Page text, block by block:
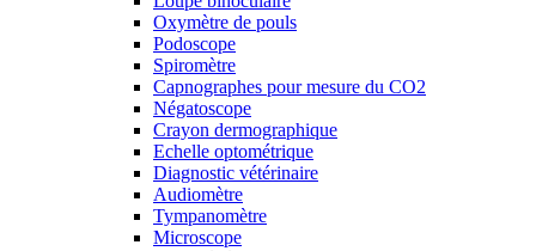
Oxymètre de pouls
Podoscope
Spiromètre
Capnographes pour mesure du CO2
Négatoscope
Crayon dermographique
Echelle optométrique
Diagnostic vétérinaire
Audiomètre
Tympanomètre
Microscope